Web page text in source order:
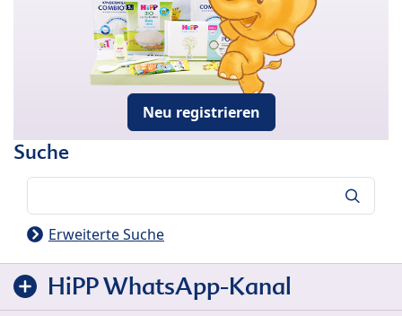
Neu registrieren
Suche
Erweiterte Suche
HiPP WhatsApp-Kanal